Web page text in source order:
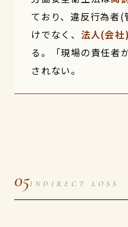
ており、違反行為者
けでなく、 法人(会社
る。「現場の責任者
されない。
05INDIRECT LOSS